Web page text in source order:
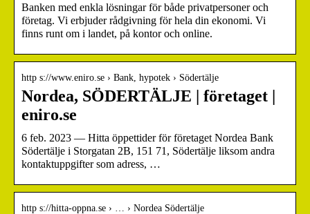
Banken med enkla lösningar för både privatpersoner och
företag. Vi erbjuder rådgivning för hela din ekonomi. Vi
finns runt om i landet, på kontor och online.
http s://www.eniro.se › Bank, hypotek › Södertälje
Nordea, SÖDERTÄLJE | företaget |
eniro.se
6 feb. 2023 — Hitta öppettider för företaget Nordea Bank
Södertälje i Storgatan 2B, 151 71, Södertälje liksom andra
kontaktuppgifter som adress, …
http s://hitta-oppna.se › … › Nordea Södertälje